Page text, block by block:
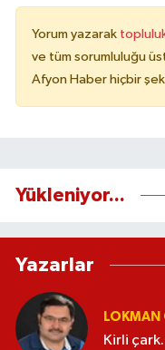
Yorum yazarak topluluk
ve tüm sorumluluğu
Afyon Haber hiçbir
Yükleniyor...
Yazarlar
LOKMAN
Kirli